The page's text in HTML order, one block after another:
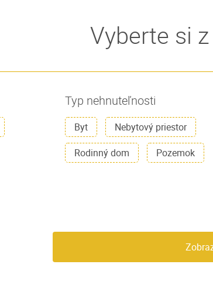
Vyberte si
Typ nehnuteľnosti
Byt
Nebytový priestor
Rodinný dom
Pozemok